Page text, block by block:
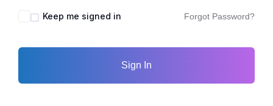
Keep me signed in Forgot Password?
Sign In